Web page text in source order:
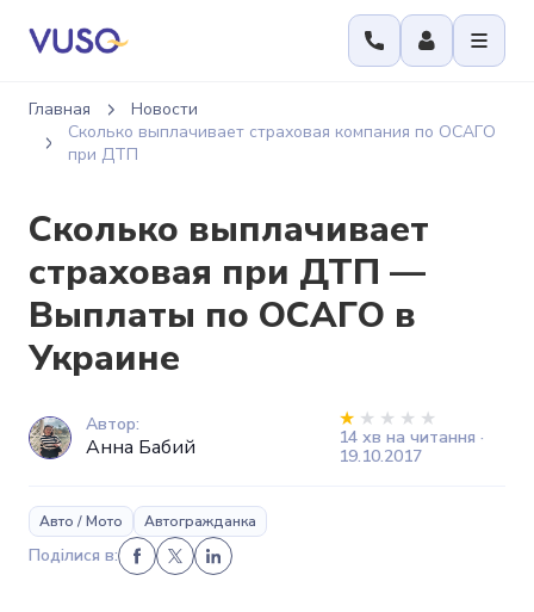
Главная
Новости
Сколько выплачивает страховая компания по ОСАГО
при ДТП
Сколько выплачивает
страховая при ДТП —
Выплаты по ОСАГО в
Украине
Автор:
Анна Бабий
14 хв на читання ·
19.10.2017
Авто / Мото Автогражданка
Поділися в: